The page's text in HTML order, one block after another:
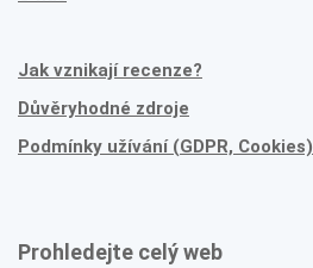
Jak vznikají recenze?
Důvěryhodné zdroje
Podmínky užívání (GDPR, Cookies)
Prohledejte celý web